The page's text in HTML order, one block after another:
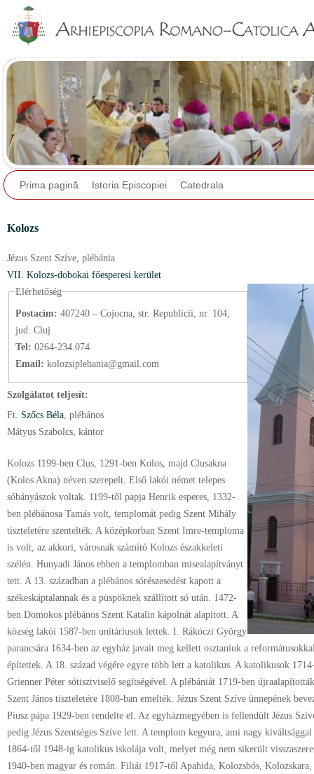
Prima pagină Istoria Episcopiei Catedrala
Kolozs
Jézus Szent Szíve, plébánia
VII. Kolozs-dobokai főesperesi kerület
Elérhetőség
Postacím: 407240 – Cojocna, str. Republicii, nr. 104,
jud. Cluj
Tel: 0264-234.074
Email: kolozsiplebania@gmail.com
Szolgálatot teljesít:
Ft. Szőcs Béla , plébános
Mátyus Szabolcs, kántor
Kolozs 1199-ben Clus, 1291-ben Kolos, majd Clusakna
(Kolos Akna) néven szerepelt. Első lakói német telepes
sóbányászok voltak. 1199-től papja Henrik esperes, 1332-
ben plébánosa Tamás volt, templomát pedig Szent Mihály
tiszteletére szentelték. A középkorban Szent Imre-temploma
is volt, az akkori, városnak számító Kolozs északkeleti
szélén. Hunyadi János ebben a templomban misealapítványt
tett. A 13. században a plébános sórészesedést kapott a
székeskáptalannak és a püspöknek szállított só után. 1472-
ben Domokos plébános Szent Katalin kápolnát alapított. A
község lakói 1587-ben unitáriusok lettek. I. Rákóczi György
parancsára 1634-ben az egyház javait meg kellett osztaniuk a
építettek. A 18. század végére egyre több lett a katolikus. A katolikusok
Grienner Péter sótisztviselő segítségével. A plébániát 1719-ben
Szent János tiszteletére 1808-ban emelték. Jézus Szent Szíve ünnepének
Piusz pápa 1929-ben rendelte el. Az egyházmegyében is fellendült Jézus
pedig Jézus Szentséges Szíve lett. A templom kegyura, ami nagy
1864-től 1948-ig katolikus iskolája volt, melyet még nem sikerült
1940-ben magyar és román. Filiái 1917-től Apahida, Kolozsbós,